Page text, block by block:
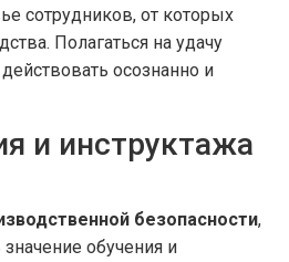
сотрудников, от которых
Полагаться на удачу
осознанно и
и инструктажа
безопасности,
обучения и